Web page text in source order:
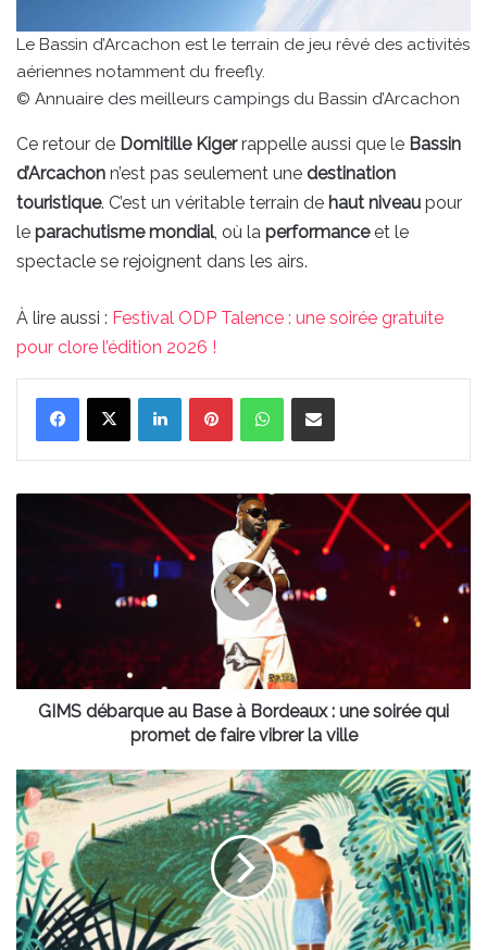
Le Bassin d’Arcachon est le terrain de jeu rêvé des activités
aériennes notamment du freefly.
© Annuaire des meilleurs campings du Bassin d’Arcachon
Ce retour de Domitille Kigerrappelle aussi que le Bassin
d’Arcachon n’est pas seulement une destination
touristique. C’est un véritable terrain de haut niveau pour
le parachutisme mondial, où la performanceet le
spectacle se rejoignent dans les airs.
À lire aussi : Festival ODP Talence : une soirée gratuite
pour clore l’édition 2026 !
LinkedinPinterestWhatsAppPartager par email
une
soirée
faire
vibrer
la
ville
GIMS débarque au Base à Bordeaux : une soirée qui
promet de faire vibrer la ville
Rendez-
vous
aux
jardins
2026
:
les
plus